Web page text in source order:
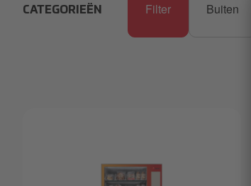
CATEGORIEËN Filter Buiten